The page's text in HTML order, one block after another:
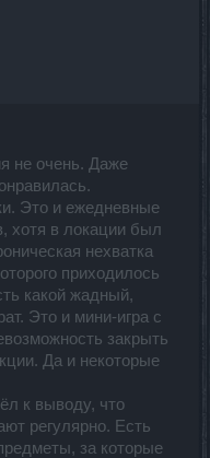
не очень. Даже
Это и ежедневные
хотя в локации был
нехватка
приходилось
какой жадный,
Это и мини-игра с
закрыть
Да и некоторые
к выводу, что
регулярно. Есть
за которые